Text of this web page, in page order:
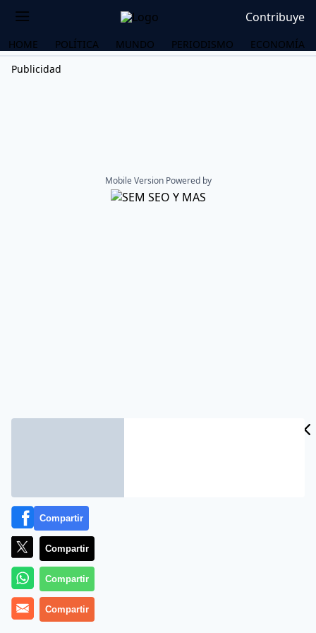
Contribuye
HOME POLÍTICA MUNDO PERIODISMO
ECONOMÍA
Publicidad
Mobile Version Powered by
Compartir
Compartir
Compartir
Compartir